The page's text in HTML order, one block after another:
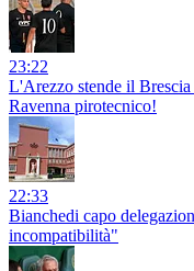
23:22
L'Arezzo stende il
Ravenna pirotecnico!
22:33
Bianchedi capo
incompatibilità"